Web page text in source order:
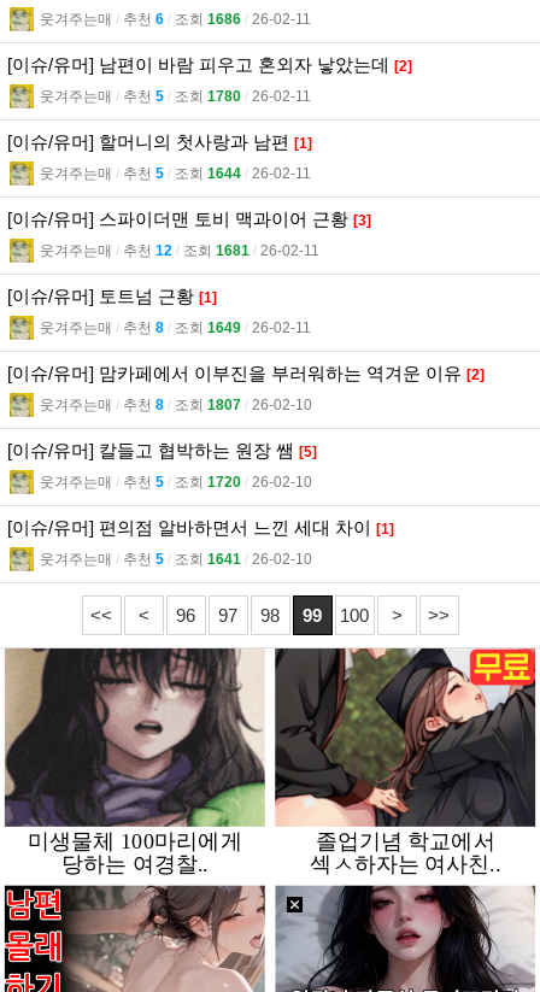
웃겨주는매 l 추천 6 l 조회 1686 l 26-02-11
[이슈/유머] 남편이 바람 피우고 혼외자 낳았는데 [2]
웃겨주는매 l 추천 5 l 조회 1780 l 26-02-11
[이슈/유머] 할머니의 첫사랑과 남편 [1]
웃겨주는매 l 추천 5 l 조회 1644 l 26-02-11
[이슈/유머] 스파이더맨 토비 맥과이어 근황 [3]
웃겨주는매 l 추천 12 l 조회 1681 l 26-02-11
[이슈/유머] 토트넘 근황 [1]
웃겨주는매 l 추천 8 l 조회 1649 l 26-02-11
[이슈/유머] 맘카페에서 이부진을 부러워하는 역겨운 이유 [2]
웃겨주는매 l 추천 8 l 조회 1807 l 26-02-10
[이슈/유머] 칼들고 협박하는 원장 쌤 [5]
웃겨주는매 l 추천 5 l 조회 1720 l 26-02-10
[이슈/유머] 편의점 알바하면서 느낀 세대 차이 [1]
웃겨주는매 l 추천 5 l 조회 1641 l 26-02-10
<< < 96 97 98 99 100 > >>